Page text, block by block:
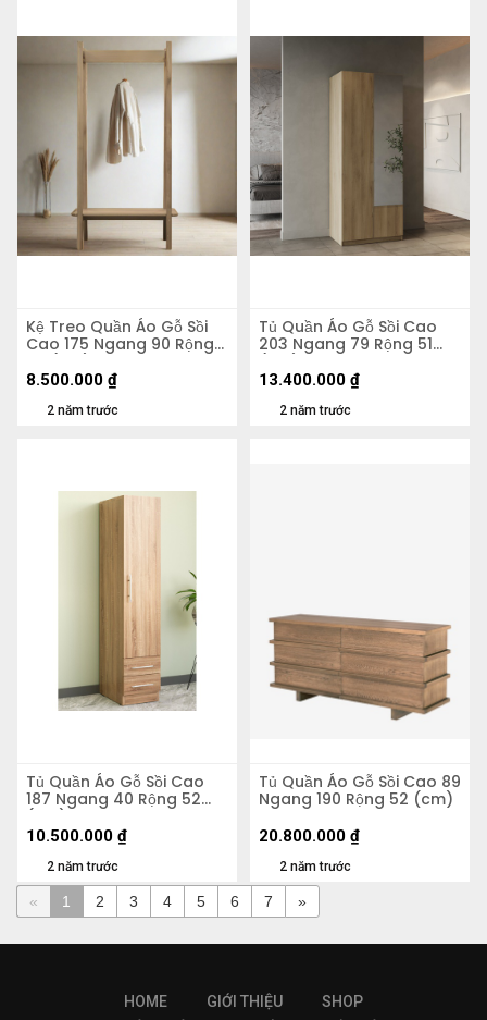
Kệ Treo Quần Áo Gỗ Sồi
Cao 175 Ngang 90 Rộng
50 (cm)
2 năm trước
8.500.000 ₫
Tủ Quần Áo Gỗ Sồi Cao
203 Ngang 79 Rộng 51
(cm)
2 năm trước
13.400.000 ₫
Tủ Quần Áo Gỗ Sồi Cao
187 Ngang 40 Rộng 52
(cm)
2 năm trước
10.500.000 ₫
Tủ Quần Áo Gỗ Sồi Cao 89
Ngang 190 Rộng 52 (cm)
2 năm trước
20.800.000 ₫
« 1 2 3 4 5 6 7 »
HOME GIỚI THIỆU SHOP